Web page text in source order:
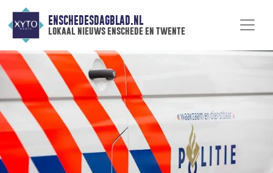
ENSCHEDESDAGBLAD.NL
lokaal nieuws enschede en twente